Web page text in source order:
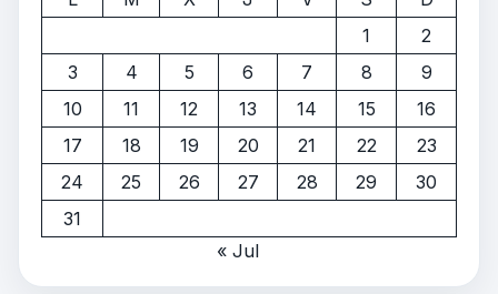
1
2
3
4 5 6 7 8
9
10
11 12 13 14 15
16
17
18 19 20 21 22
23
24
25 26 27 28 29
30
31
« Jul